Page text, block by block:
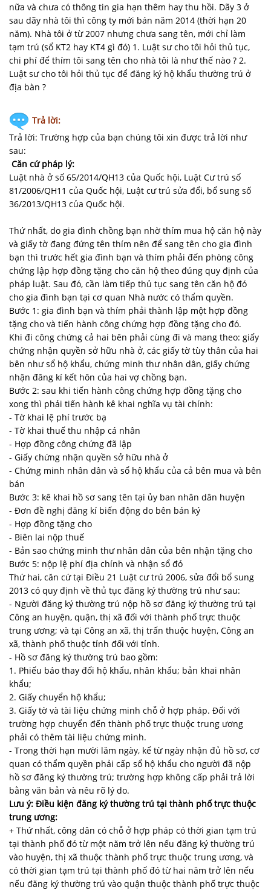
nữa và chưa có thông tin gia hạn thêm hay thu hồi. Dãy 3 ở
sau dãy nhà tôi thì công ty mới bán năm 2014 (thời hạn 20
năm). Nhà tôi ở từ 2007 nhưng chưa sang tên, mới chỉ làm
tạm trú (sổ KT2 hay KT4 gì đó) 1. Luật sư cho tôi hỏi thủ tục,
chi phí để thím tôi sang tên cho nhà tôi là như thế nào ? 2.
Luật sư cho tôi hỏi thủ tục để đăng ký hộ khẩu thường trú ở
địa bàn ?
Trả lời:
Trả lời: Trường hợp của bạn chúng tôi xin được trả lời như
sau:
Căn cứ pháp lý:
Luật nhà ở số 65/2014/QH13 của Quốc hội, Luật Cư trú số
81/2006/QH11 của Quốc hội, Luật cư trú sửa đổi, bổ sung số
36/2013/QH13 của Quốc hội.
Thứ nhất, do gia đình chồng bạn nhờ thím mua hộ căn hộ này
và giấy tờ đang đứng tên thím nên để sang tên cho gia đình
bạn thì trước hết gia đình bạn và thím phải đến phòng công
chứng lập hợp đồng tặng cho căn hộ theo đúng quy định của
pháp luật. Sau đó, cần làm tiếp thủ tục sang tên căn hộ đó
cho gia đình bạn tại cơ quan Nhà nước có thẩm quyền.
Bước 1: gia đình bạn và thím phải thành lập một hợp đồng
tặng cho và tiến hành công chứng hợp đồng tặng cho đó.
Khi đi công chứng cả hai bên phải cùng đi và mang theo: giấy
chứng nhận quyền sở hữu nhà ở, các giấy tờ tùy thân của hai
bên như sổ hộ khẩu, chứng minh thư nhân dân, giấy chứng
nhận đăng kí kết hôn của hai vợ chồng bạn.
Bước 2: sau khi tiến hành công chứng hợp đồng tặng cho
xong thì phải tiến hành kê khai nghĩa vụ tài chính:
- Tờ khai lệ phí trước bạ
- Tờ khai thuế thu nhập cá nhân
- Hợp đồng công chứng đã lập
- Giấy chứng nhận quyền sở hữu nhà ở
- Chứng minh nhân dân và sổ hộ khẩu của cả bên mua và bên
bán
Bước 3: kê khai hồ sơ sang tên tại ủy ban nhân dân huyện
- Đơn đề nghị đăng kí biến động do bên bán ký
- Hợp đồng tặng cho
- Biên lai nộp thuế
- Bản sao chứng minh thư nhân dân của bên nhận tặng cho
Bước 5: nộp lệ phí địa chính và nhận sổ đỏ
Thứ hai, căn cứ tại Điều 21 Luật cư trú 2006, sửa đổi bổ sung
2013 có quy định về thủ tục đăng ký thường trú như sau:
- Người đăng ký thường trú nộp hồ sơ đăng ký thường trú tại
Công an huyện, quận, thị xã đối với thành phố trực thuộc
trung ương; và tại Công an xã, thị trấn thuộc huyện, Công an
xã, thành phố thuộc tỉnh đối với tỉnh.
- Hồ sơ đăng ký thường trú bao gồm:
1. Phiếu báo thay đổi hộ khẩu, nhân khẩu; bản khai nhân
khẩu;
2. Giấy chuyển hộ khẩu;
3. Giấy tờ và tài liệu chứng minh chỗ ở hợp pháp. Đối với
trường hợp chuyển đến thành phố trực thuộc trung ương
phải có thêm tài liệu chứng minh.
- Trong thời hạn mười lăm ngày, kể từ ngày nhận đủ hồ sơ, cơ
quan có thẩm quyền phải cấp sổ hộ khẩu cho người đã nộp
hồ sơ đăng ký thường trú; trường hợp không cấp phải trả lời
bằng văn bản và nêu rõ lý do.
Lưu ý: Điều kiện đăng ký thường trú tại thành phố trực thuộc
trung ương:
+ Thứ nhất, công dân có chỗ ở hợp pháp có thời gian tạm trú
tại thành phố đó từ một năm trở lên nếu đăng ký thường trú
vào huyện, thị xã thuộc thành phố trực thuộc trung ương, và
có thời gian tạm trú tại thành phố đó từ hai năm trở lên nếu
nếu đăng ký thường trú vào quận thuộc thành phố trực thuộc